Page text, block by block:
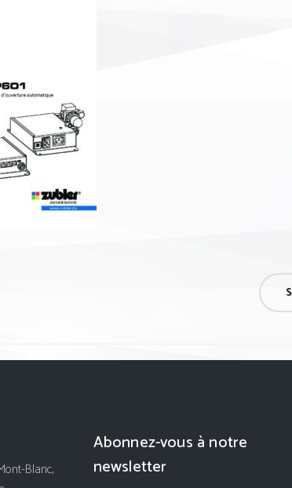
Blanc,
Abonnez-vous à notre
newsletter